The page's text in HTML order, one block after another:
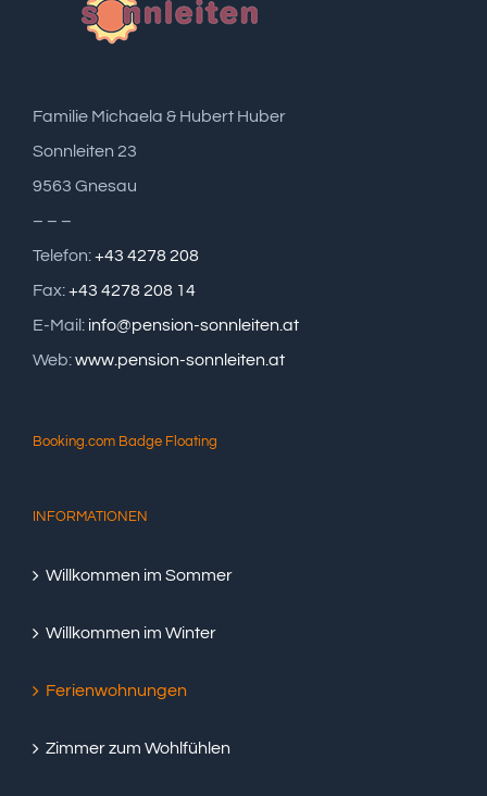
Familie Michaela & Hubert Huber
Sonnleiten 23
9563 Gnesau
– – –
Telefon:+43 4278 208
Fax:+43 4278 208 14
E-Mail: info@pension-sonnleiten.at
Web:www.pension-sonnleiten.at
Booking.com Badge Floating
INFORMATIONEN
Willkommen im Sommer
Willkommen im Winter
Ferienwohnungen
Zimmer zum Wohlfühlen